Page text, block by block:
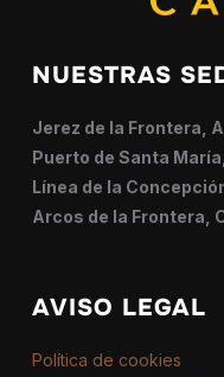
NUESTRAS
Jerez de la Frontera,
Puerto de Santa
Línea de la
Arcos de la Frontera,
AVISO LEGAL
Política de cookies